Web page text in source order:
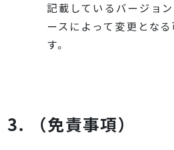
記載しているバージョ
ースによって変更とな
す。
3. （免責事項）